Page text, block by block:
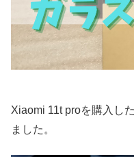
Xiaomi 11t proを購入し
ました。